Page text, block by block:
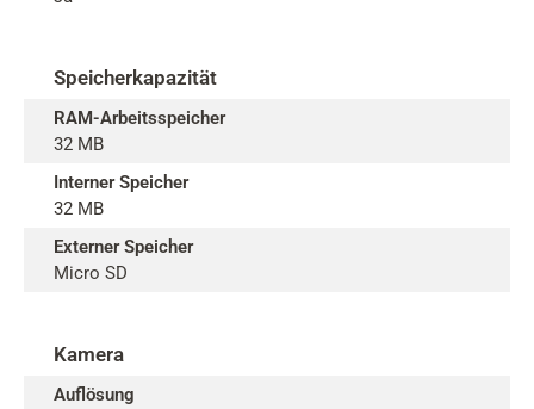
Speicherkapazität
RAM-Arbeitsspeicher
32 MB
Interner Speicher
32 MB
Externer Speicher
Micro SD
Kamera
Auflösung